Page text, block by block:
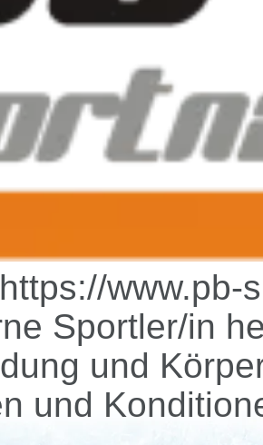
www.pb-
Sportler/in
und
und